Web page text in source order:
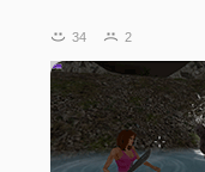
патроны! Выбрать
тратить свои с трудом
заработанные монеты
34 2